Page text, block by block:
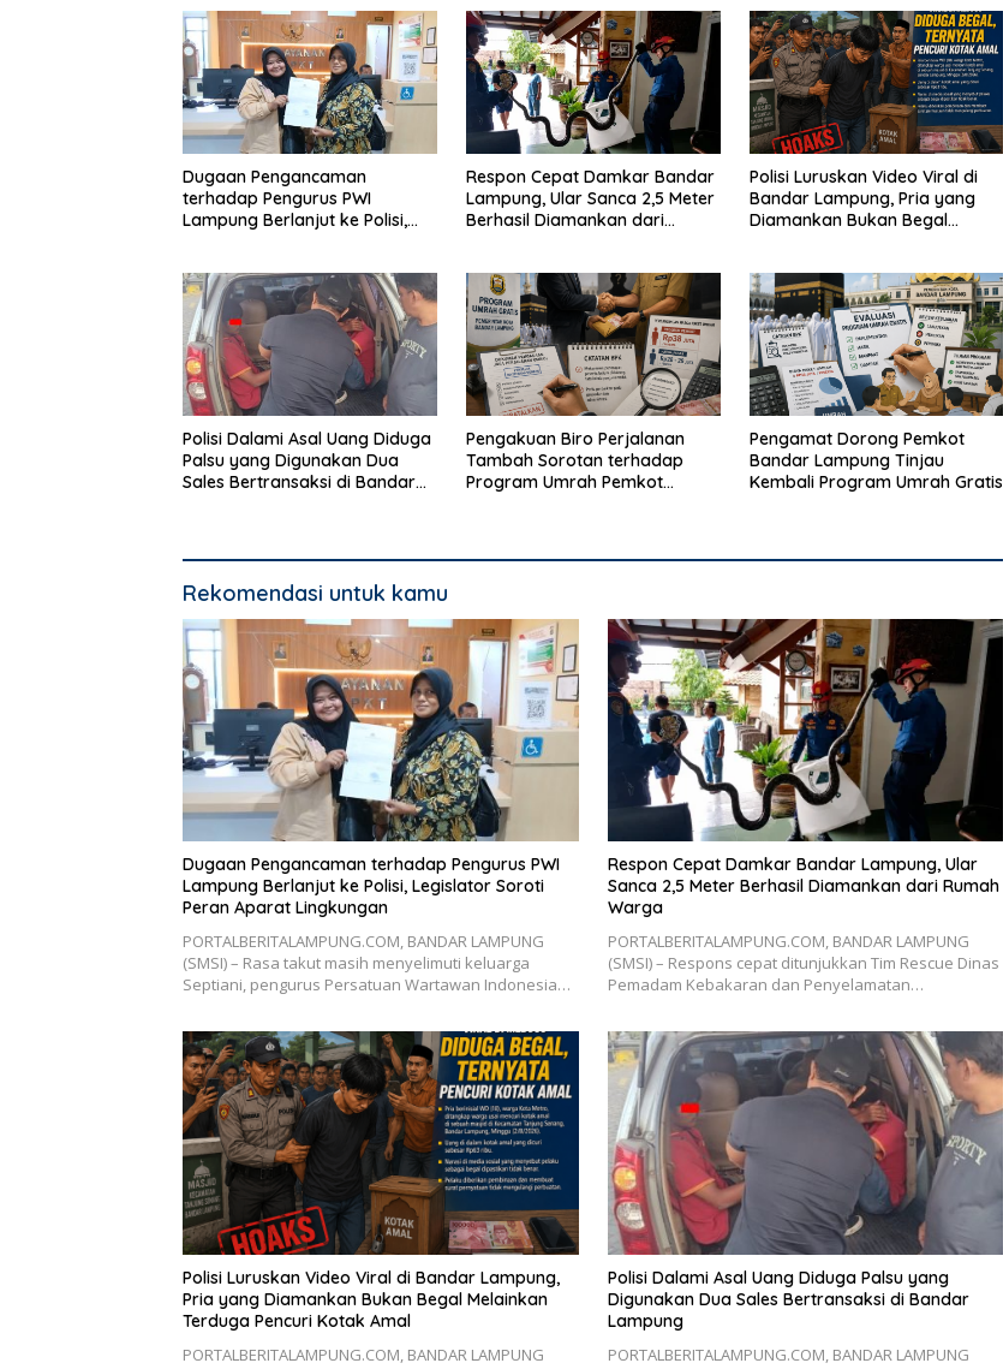
Dugaan Pengancaman
terhadap Pengurus PWI
Lampung Berlanjut ke Polisi,
Respon Cepat Damkar Bandar
Lampung, Ular Sanca 2,5 Meter
Berhasil Diamankan dari
Polisi Luruskan Video Viral di
Bandar Lampung, Pria yang
Diamankan Bukan Begal
Polisi Dalami Asal Uang Diduga
Palsu yang Digunakan Dua
Sales Bertransaksi di Bandar
Pengakuan Biro Perjalanan
Tambah Sorotan terhadap
Program Umrah Pemkot
Pengamat Dorong Pemkot
Bandar Lampung Tinjau
Kembali Program Umrah Gratis
Rekomendasi untuk kamu
Dugaan Pengancaman terhadap Pengurus PWI
Lampung Berlanjut ke Polisi, Legislator Soroti
Peran Aparat Lingkungan
PORTALBERITALAMPUNG.COM, BANDAR LAMPUNG
(SMSI) – Rasa takut masih menyelimuti keluarga
Septiani, pengurus Persatuan Wartawan Indonesia…
Respon Cepat Damkar Bandar Lampung, Ular
Sanca 2,5 Meter Berhasil Diamankan dari Rumah
Warga
PORTALBERITALAMPUNG.COM, BANDAR LAMPUNG
(SMSI) – Respons cepat ditunjukkan Tim Rescue Dinas
Pemadam Kebakaran dan Penyelamatan…
Polisi Luruskan Video Viral di Bandar Lampung,
Pria yang Diamankan Bukan Begal Melainkan
Terduga Pencuri Kotak Amal
PORTALBERITALAMPUNG.COM, BANDAR LAMPUNG
Polisi Dalami Asal Uang Diduga Palsu yang
Digunakan Dua Sales Bertransaksi di Bandar
Lampung
PORTALBERITALAMPUNG.COM, BANDAR LAMPUNG